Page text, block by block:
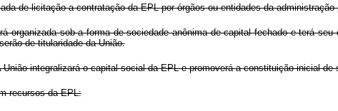
de licitação a contratação da EPL por órgãos ou entidades da
organizada sob a forma de sociedade anônima de capital fechado e terá
de titularidade da União.
União integralizará o capital social da EPL e promoverá a constituição inicial
recursos da EPL: